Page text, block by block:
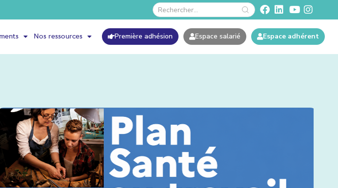
Nos ressources Première adhésion Espace salarié Espace adhérent